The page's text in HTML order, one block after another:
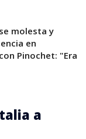
molesta y
en
Pinochet: "Era
a